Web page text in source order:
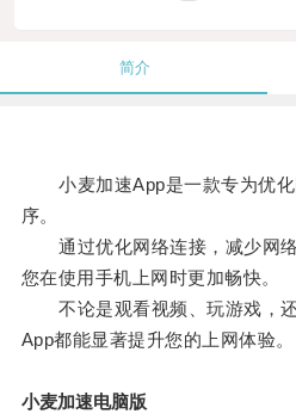
简介
小麦加速App是一款专为优化
序。
通过优化网络连接，减少网络
您在使用手机上网时更加畅快。
不论是观看视频、玩游戏，还
App都能显著提升您的上网体验。
小麦加速电脑版